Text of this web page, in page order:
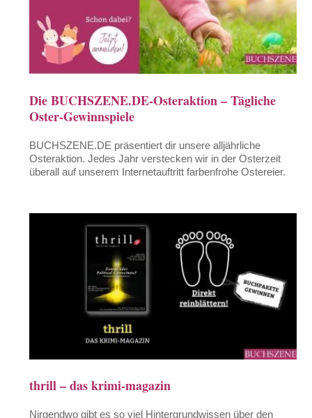
Die BUCHSZENE.DE-Osteraktion – Tägliche
Oster-Gewinnspiele
BUCHSZENE.DE präsentiert dir unsere alljährliche
Osteraktion. Jedes Jahr verstecken wir in der Osterzeit
überall auf unserem Internetauftritt farbenfrohe Ostereier.
thrill – das krimi-magazin
Nirgendwo gibt es so viel Hintergrundwissen über den